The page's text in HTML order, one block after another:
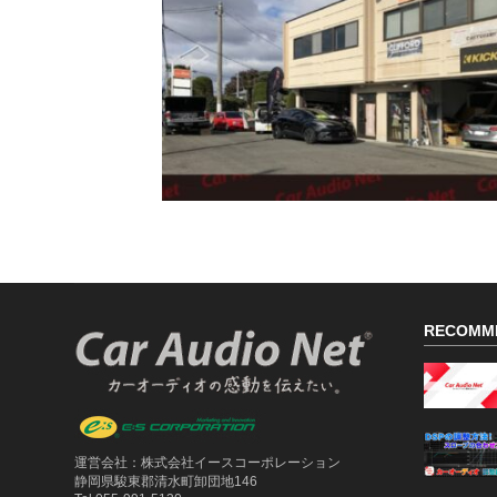
運営会社：株式会社イースコーポレーション
静岡県駿東郡清水町卸団地146